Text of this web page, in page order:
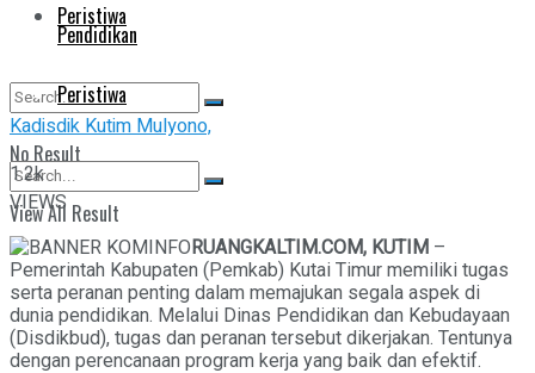
Peristiwa
No Result
View All Result
Pendidikan
Peristiwa
No Result
View All Result
Kadisdik Kutim Mulyono,
1.2k
VIEWS
RUANGKALTIM.COM, KUTIM –
Pemerintah Kabupaten (Pemkab) Kutai Timur memiliki tugas
serta peranan penting dalam memajukan segala aspek di
dunia pendidikan. Melalui Dinas Pendidikan dan Kebudayaan
(Disdikbud), tugas dan peranan tersebut dikerjakan. Tentunya
dengan perencanaan program kerja yang baik dan efektif.